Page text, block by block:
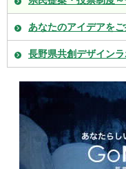
あなたのアイデアを
長野県共創デザイン